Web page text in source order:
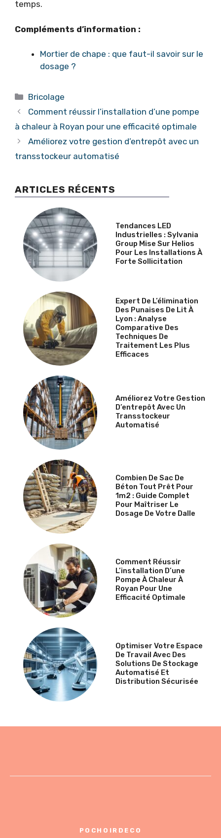
temps.
Compléments d’information :
Mortier de chape : que faut-il savoir sur le
dosage ?
Catégories
Bricolage
Comment réussir l’installation d’une pompe
à chaleur à Royan pour une efficacité optimale
Améliorez votre gestion d’entrepôt avec un
transstockeur automatisé
ARTICLES RÉCENTS
Tendances LED
Industrielles : Sylvania
Group Mise Sur Helios
Pour Les Installations À
Forte Sollicitation
Expert De L’élimination
Des Punaises De Lit À
Lyon : Analyse
Comparative Des
Techniques De
Traitement Les Plus
Efficaces
Améliorez Votre Gestion
D’entrepôt Avec Un
Transstockeur
Automatisé
Combien De Sac De
Béton Tout Prêt Pour
1m2 : Guide Complet
Pour Maîtriser Le
Dosage De Votre Dalle
Comment Réussir
L’installation D’une
Pompe À Chaleur À
Royan Pour Une
Efficacité Optimale
Optimiser Votre Espace
De Travail Avec Des
Solutions De Stockage
Automatisé Et
Distribution Sécurisée
POCHOIRDECO